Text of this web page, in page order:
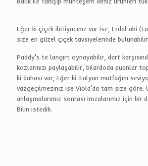
Eğer ki çiçek ihitiyacınız var ise, Erdal abi
size en güzel çiçek tavsiyelerinde bulunabilir,
Paddy's te langırt oynayabilir, dart
kozlarınızı paylaşabilir, bilardoda puanlar
ki dahası var; Eğer ki İtalyan mutfağını
vazgeçilmeziniz ise Viola'da tam size göre.
anlaşmalarımız sonrası imzalarımız için bir
Bilin istedik.